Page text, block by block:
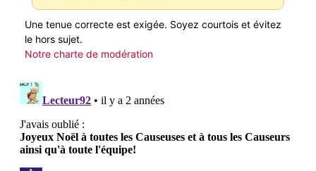
Une tenue correcte est exigée. Soyez courtois et évitez
le hors sujet.
Notre charte de modération